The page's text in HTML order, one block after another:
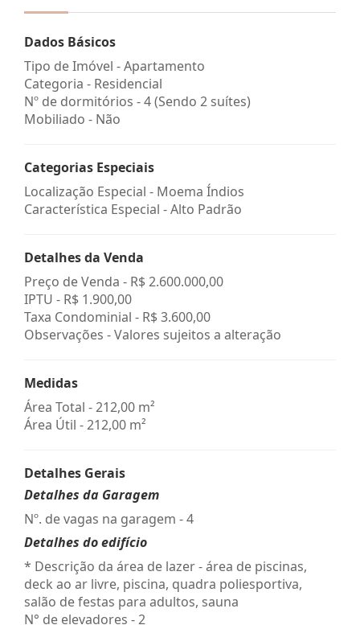
Dados Básicos
Tipo de Imóvel - Apartamento
Categoria - Residencial
Nº de dormitórios - 4 (Sendo 2 suítes)
Mobiliado - Não
Categorias Especiais
Localização Especial - Moema Índios
Característica Especial - Alto Padrão
Detalhes da Venda
Preço de Venda - R$ 2.600.000,00
IPTU - R$ 1.900,00
Taxa Condominial - R$ 3.600,00
Observações - Valores sujeitos a alteração
Medidas
Área Total - 212,00 m²
Área Útil - 212,00 m²
Detalhes Gerais
Detalhes da Garagem
Nº. de vagas na garagem - 4
Detalhes do edifício
* Descrição da área de lazer - área de piscinas,
deck ao ar livre, piscina, quadra poliesportiva,
salão de festas para adultos, sauna
N° de elevadores - 2